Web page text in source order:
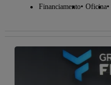
Financiamento Oficina